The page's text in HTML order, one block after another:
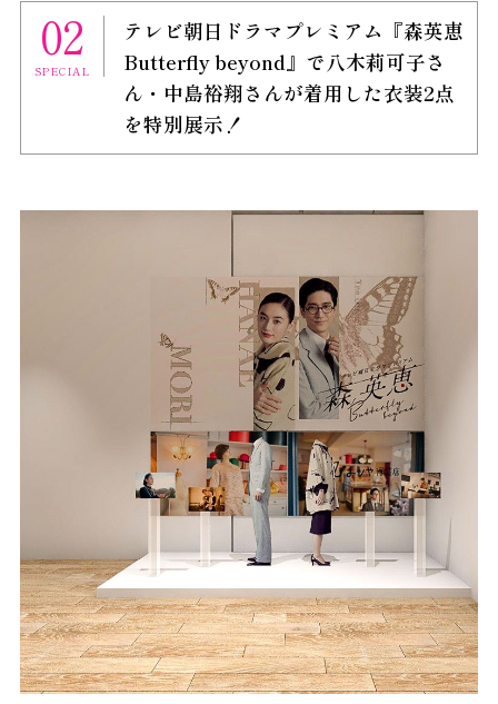
02
SPECIAL
テレビ朝日ドラマプレミアム『森英恵
Butterfly beyond』で八木莉可子さ
ん・中島裕翔さんが着用した衣装2点
を特別展示！